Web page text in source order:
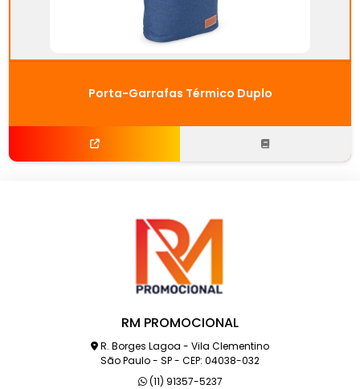
Porta-Garrafas Térmico Duplo
RM PROMOCIONAL
R. Borges Lagoa - Vila Clementino
São Paulo - SP - CEP: 04038-032
(11) 91357-5237